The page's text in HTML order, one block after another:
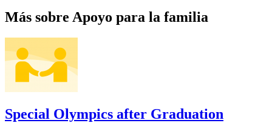
Más sobre Apoyo para la familia
Special Olympics after Graduation